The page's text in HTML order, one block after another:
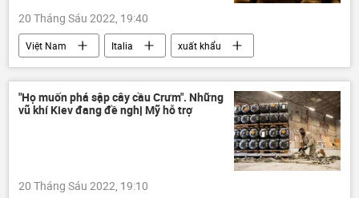
20 Tháng Sáu 2022, 19:40
Việt Nam Italia
xuất khẩu
nhập khẩu
Kinh tế
buôn bán
Thế giới
"Họ muốn phá sập cây cầu Crưm". Những
vũ khí Kiev đang đề nghị Mỹ hỗ trợ
20 Tháng Sáu 2022, 19:10